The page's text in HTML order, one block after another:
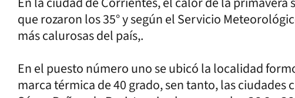
que rozaron los 35° y según el Servicio
más calurosas del país,.
En el puesto número uno se ubicó la localidad
marca térmica de 40 grado, sen tanto, las ciudades